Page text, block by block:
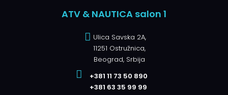
ATV & NAUTICA salon 1
Ulica Savska 2A,
11251 Ostružnica,
Beograd, Srbija
+381 11 73 50 890
+381 63 35 99 99